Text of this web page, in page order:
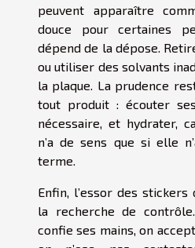
peuvent apparaître
douce pour certaines
dépend de la dépose.
ou utiliser des solvants
la plaque. La prudence
tout produit : écouter
nécessaire, et hydrater,
n’a de sens que si elle
terme.
Enfin, l’essor des
la recherche de
confie ses mains, on